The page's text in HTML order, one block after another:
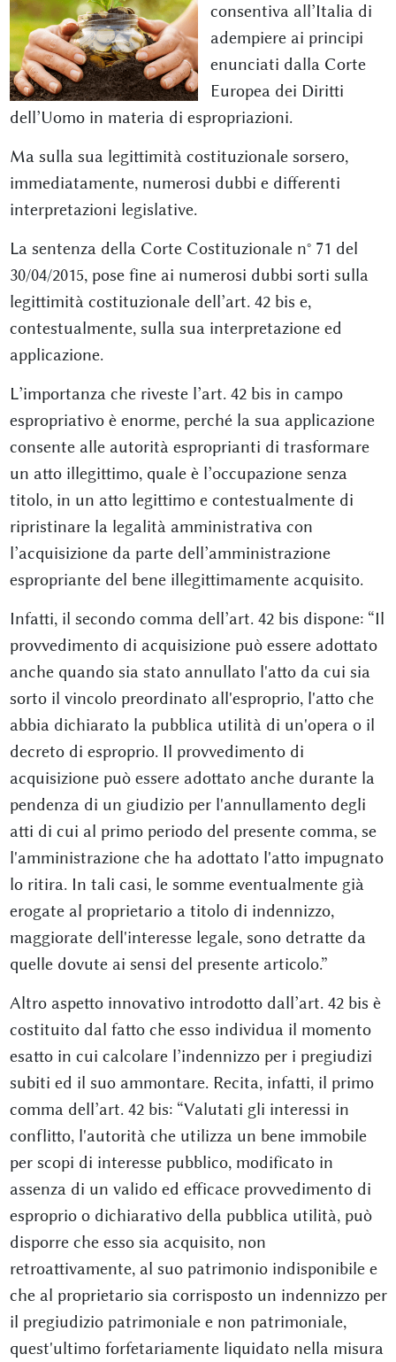
consentiva all’Italia di
adempiere ai principi
enunciati dalla Corte
Europea dei Diritti
dell’Uomo in materia di espropriazioni.
Ma sulla sua legittimità costituzionale sorsero,
immediatamente, numerosi dubbi e differenti
interpretazioni legislative.
La sentenza della Corte Costituzionale n° 71 del
30/04/2015, pose fine ai numerosi dubbi sorti sulla
legittimità costituzionale dell’art. 42 bis e,
contestualmente, sulla sua interpretazione ed
applicazione.
L’importanza che riveste l’art. 42 bis in campo
espropriativo è enorme, perché la sua applicazione
consente alle autorità esproprianti di trasformare
un atto illegittimo, quale è l’occupazione senza
titolo, in un atto legittimo e contestualmente di
ripristinare la legalità amministrativa con
l’acquisizione da parte dell’amministrazione
espropriante del bene illegittimamente acquisito.
Infatti, il secondo comma dell’art. 42 bis dispone: “Il
provvedimento di acquisizione può essere adottato
anche quando sia stato annullato l'atto da cui sia
sorto il vincolo preordinato all'esproprio, l'atto che
abbia dichiarato la pubblica utilità di un'opera o il
decreto di esproprio. Il provvedimento di
acquisizione può essere adottato anche durante la
pendenza di un giudizio per l'annullamento degli
atti di cui al primo periodo del presente comma, se
l'amministrazione che ha adottato l'atto impugnato
lo ritira. In tali casi, le somme eventualmente già
erogate al proprietario a titolo di indennizzo,
maggiorate dell'interesse legale, sono detratte da
quelle dovute ai sensi del presente articolo.”
Altro aspetto innovativo introdotto dall’art. 42 bis è
costituito dal fatto che esso individua il momento
esatto in cui calcolare l’indennizzo per i pregiudizi
subiti ed il suo ammontare. Recita, infatti, il primo
comma dell’art. 42 bis: “Valutati gli interessi in
conflitto, l'autorità che utilizza un bene immobile
per scopi di interesse pubblico, modificato in
assenza di un valido ed efficace provvedimento di
esproprio o dichiarativo della pubblica utilità, può
disporre che esso sia acquisito, non
retroattivamente, al suo patrimonio indisponibile e
che al proprietario sia corrisposto un indennizzo per
il pregiudizio patrimoniale e non patrimoniale,
quest'ultimo forfetariamente liquidato nella misura